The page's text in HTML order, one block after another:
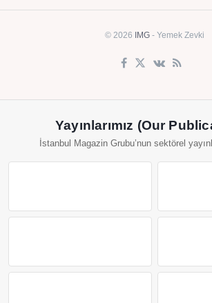
© 2026 IMG - Yemek Zevki
Yayınlarımız (Our
İstanbul Magazin Grubu’nun sektörel